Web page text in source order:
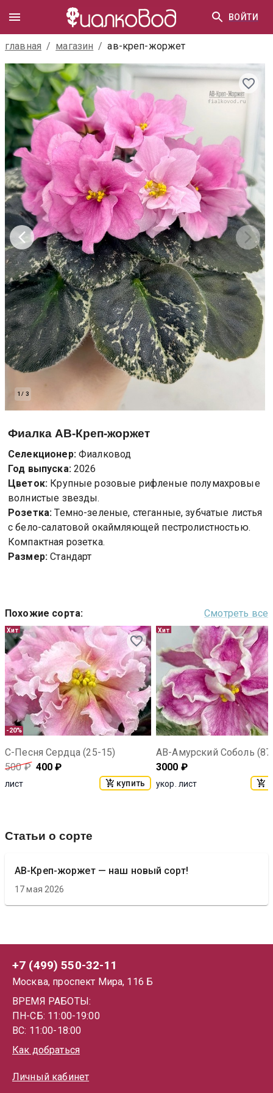
ВОЙТИ
главная / магазин / ав-креп-жоржет
1 / 3
Фиалка АВ-Креп-жоржет
Селекционер: Фиалковод
Год выпуска: 2026
Цветок: Крупные розовые рифленые полумахровые
волнистые звезды.
Розетка: Темно-зеленые, стеганные, зубчатые листья
с бело-салатовой окаймляющей пестролистностью.
Компактная розетка.
Размер: Стандарт
Похожие сорта: Смотреть все
-20%
Хит
С-Песня Сердца (25-15)
500₽ 400 ₽
лист купить
Хит
АВ-Амурский Соболь
3000 ₽
укор. лист
Статьи о сорте
АВ-Креп-жоржет — наш новый сорт!
17 мая 2026
+7 (499) 550-32-11
Москва, проспект Мира, 116 Б
ВРЕМЯ РАБОТЫ:
ПН-СБ: 11:00-19:00
ВС: 11:00-18:00
Как добраться
Личный кабинет